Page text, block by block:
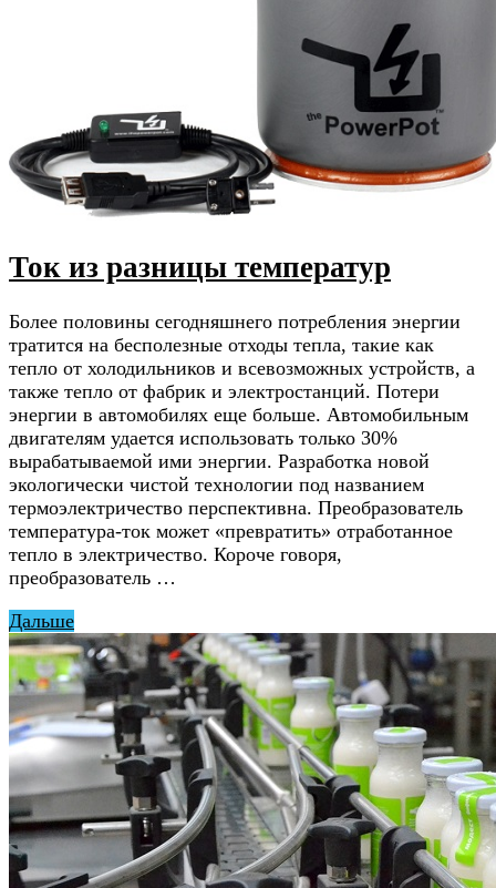
Ток из разницы температур
Более половины сегодняшнего потребления энергии
тратится на бесполезные отходы тепла, такие как
тепло от холодильников и всевозможных устройств, а
также тепло от фабрик и электростанций. Потери
энергии в автомобилях еще больше. Автомобильным
двигателям удается использовать только 30%
вырабатываемой ими энергии. Разработка новой
экологически чистой технологии под названием
термоэлектричество перспективна. Преобразователь
температура-ток может «превратить» отработанное
тепло в электричество. Короче говоря,
преобразователь …
Дальше